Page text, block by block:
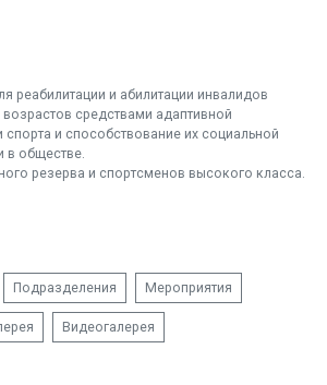
реабилитации и абилитации инвалидов
средствами адаптивной
спорта и способствование их социальной
в обществе.
резерва и спортсменов высокого класса.
Подразделения Мероприятия
Видеогалерея